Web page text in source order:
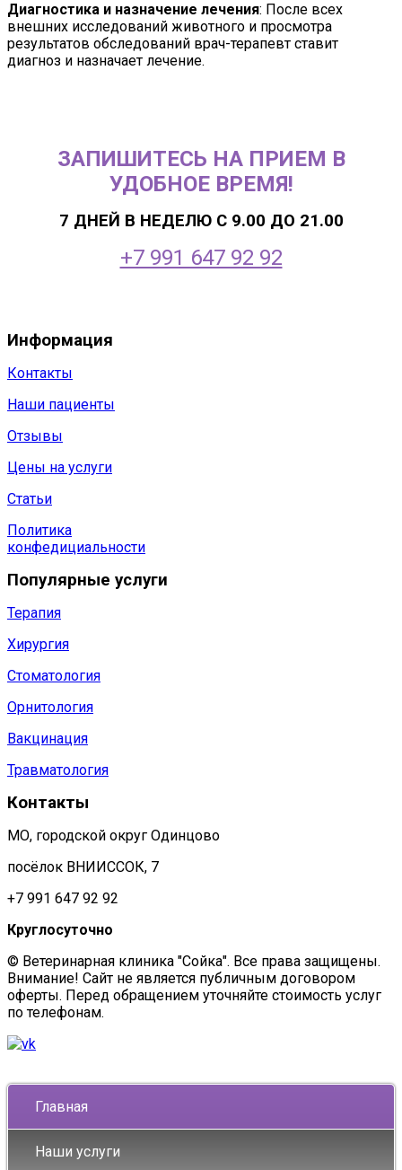
Диагностика и назначение лечения: После всех
внешних исследований животного и просмотра
результатов обследований врач-терапевт ставит
диагноз и назначает лечение.
ЗАПИШИТЕСЬ НА ПРИЕМ В
УДОБНОЕ ВРЕМЯ!
7 ДНЕЙ В НЕДЕЛЮ С 9.00 ДО 21.00
+7 991 647 92 92
Информация
Контакты
Наши пациенты
Отзывы
Цены на услуги
Статьи
Политика
конфедициальности
Популярные услуги
Терапия
Хирургия
Стоматология
Орнитология
Вакцинация
Травматология
Контакты
МО, городской округ Одинцово
посёлок ВНИИССОК, 7
+7 991 647 92 92
Круглосуточно
© Ветеринарная клиника "Сойка". Все права защищены.
Внимание! Сайт не является публичным договором
оферты. Перед обращением уточняйте стоимость услуг
по телефонам.
Главная
Наши услуги